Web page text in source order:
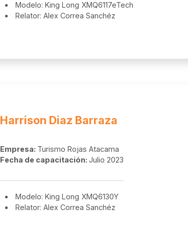
Modelo: King Long XMQ6117eTech
Relator: Alex Correa Sanchéz
Harrison Diaz Barraza
Empresa: Turismo Rojas Atacama
Fecha de capacitación: Julio 2023
Modelo: King Long XMQ6130Y
Relator: Alex Correa Sanchéz